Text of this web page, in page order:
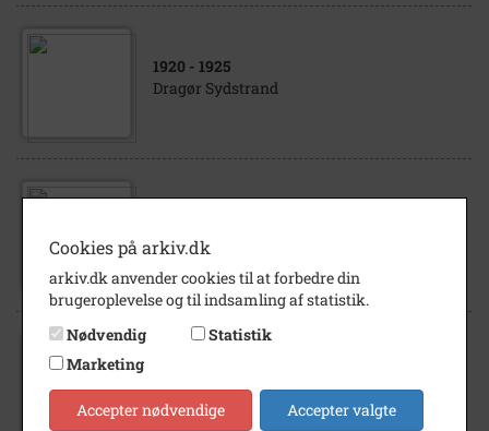
1920 - 1925
Dragør Sydstrand
Gåseavl.
Akvarel af Leo Hein
Cookies på arkiv.dk
arkiv.dk anvender cookies til at forbedre din
brugeroplevelse og til indsamling af statistik.
Nødvendig
Statistik
Marketing
Accepter nødvendige Accepter valgte